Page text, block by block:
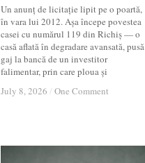
Un anunț de licitație lipit pe o poartă,
în vara lui 2012. Așa începe povestea
casei cu numărul 119 din Richiș — o
casă aflată în degradare avansată, pusă
gaj la bancă de un investitor
falimentar, prin care ploua și
July 8, 2026 / One Comment
July 8, 2026 / One Comment